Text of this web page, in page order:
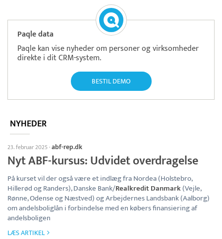
Paqle data
Paqle kan vise nyheder om personer og virksomheder
direkte i dit CRM-system.
BESTIL DEMO
NYHEDER
23. februar 2025·abf-rep.dk
Nyt ABF-kursus: Udvidet overdragelse
På kurset vil der også være et indlæg fra Nordea (Holstebro,
Hillerød og Randers), Danske Bank/Realkredit Danmark(Vejle,
Rønne, Odense og Næstved) og Arbejdernes Landsbank (Aalborg)
om andelsboliglån i forbindelse med en købers finansiering af
andelsboligen
LÆS ARTIKEL